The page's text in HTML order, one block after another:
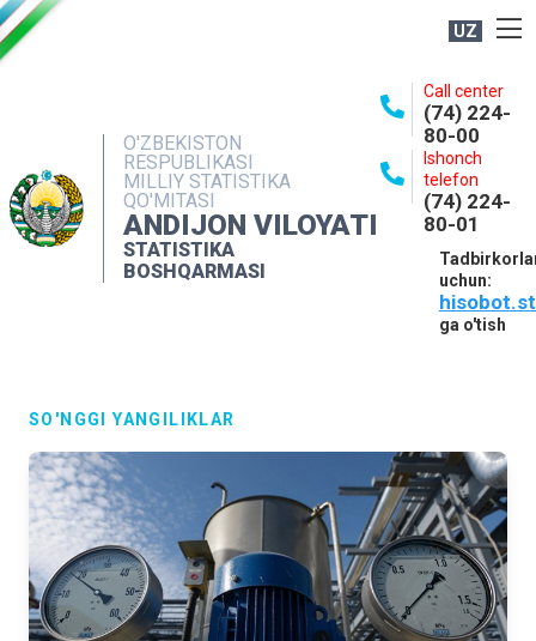
UZ
O'ZBEKISTON
RESPUBLIKASI
MILLIY STATISTIKA
QO'MITASI
ANDIJON VILOYATI
STATISTIKA
BOSHQARMASI
Call center
(74) 224-
80-00
Ishonch
telefon
(74) 224-
80-01
uchun:
ga o'tish
NASHRLAR
INTERAKTIV XIZMATLAR
MATBUOT XIZMATI
MUROJAATLAR
SO'NGGI YANGILIKLAR